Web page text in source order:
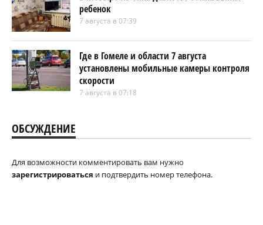
ребенок
7 августа в 07:39
Где в Гомеле и области 7 августа
установлены мобильные камеры контроля
скорости
7 августа в 07:18
ОБСУЖДЕНИЕ
Для возможности комментировать вам нужно
зарегистрироваться и подтвердить номер телефона.